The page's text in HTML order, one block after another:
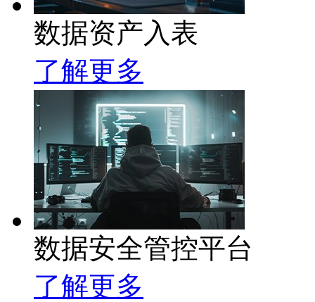
数据资产入表
了解更多
数据安全管控平台
了解更多